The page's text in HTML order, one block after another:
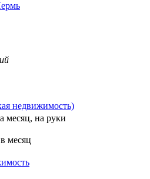
недвижимость)
месяц, на руки
месяц